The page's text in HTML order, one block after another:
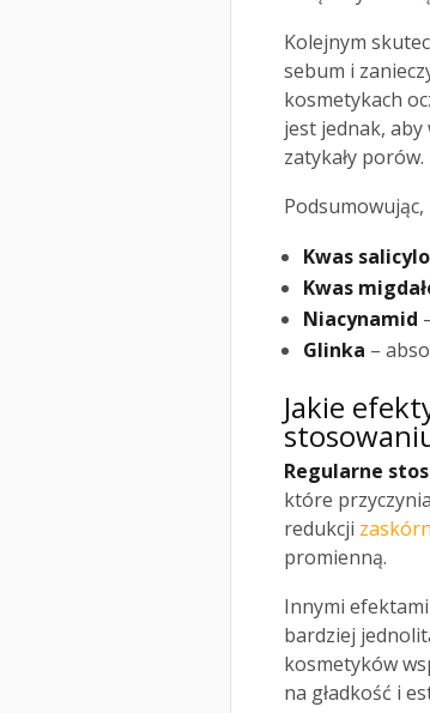
Kolejnym
sebum i
kosmetykach
jest jednak,
zatykały porów.
Kwas
Kwas
Niacynamid
Glinka –
Jakie
Regularne
które
redukcji
promienną.
Innymi
bardziej
kosmetyków
na gładkość i